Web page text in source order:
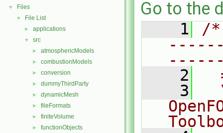
▼ Files
▼ File List
► applications
▼ src
► atmosphericModels
► combustionModels
► conversion
► dummyThirdParty
► dynamicMesh
► fileFormats
► finiteVolume
► functionObjects
Go to the
    1
/
    2
    3